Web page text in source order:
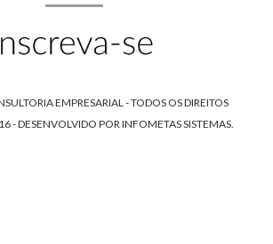
EMPRESARIAL - TODOS OS DIREITOS
- DESENVOLVIDO POR INFOMETAS SISTEMAS